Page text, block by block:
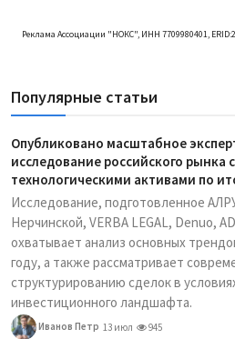
Реклама Ассоциации "НОКС", ИНН 7709980401,
Популярные статьи
Опубликовано масштабное
исследование российского рынка
технологическими активами по
Исследование, подготовленное
Нерчинской, VERBA LEGAL, Denuo,
охватывает анализ основных
году, а также рассматривает
структурированию сделок в
инвестиционного ландшафта.
Иванов Петр 13 июл 945